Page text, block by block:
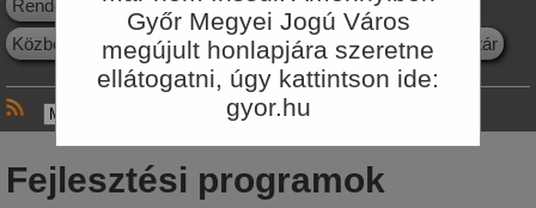
Győr Megyei Jogú Város
megújult honlapjára szeretne
ellátogatni, úgy kattintson ide:
gyor.hu
Rendezési Terv
Projektek Fejlesztési programok
Közbeszerzések
Környezetvédelem E-ügyintézés Jogtár
Fejlesztési programok